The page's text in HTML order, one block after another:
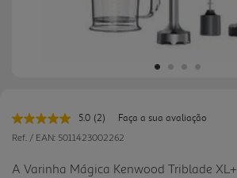
5.0 Leu
2
Link
(2)
Faça a sua avaliação
Ref. / EAN: 5011423002262
A Varinha Mágica Kenwood Triblade XL+